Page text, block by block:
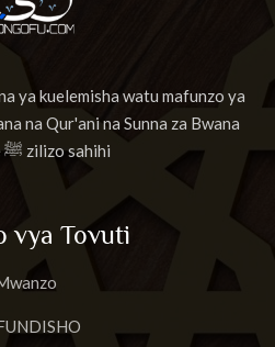
ya kuelemisha watu mafunzo ya
na Qur'ani na Sunna za Bwana
Mtume ﷺ zilizo sahihi
vya Tovuti